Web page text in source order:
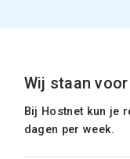
Wij staan
Bij Hostnet kun je
dagen per week.